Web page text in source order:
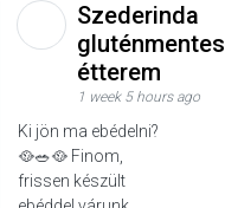
Szederinda
gluténmentes
étterem
1 week 5 hours ago
Ki jön ma ebédelni?
🥘🥗🥘 Finom,
frissen készült